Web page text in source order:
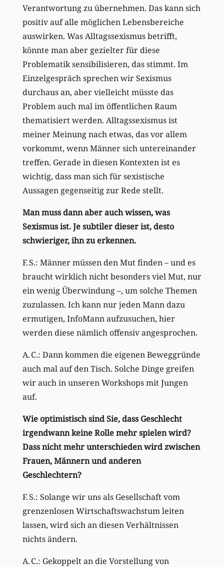
Verantwortung zu übernehmen. Das kann sich
positiv auf alle möglichen Lebensbereiche
auswirken. Was Alltagssexismus betrifft,
könnte man aber gezielter für diese
Problematik sensibilisieren, das stimmt. Im
Einzelgespräch sprechen wir Sexismus
durchaus an, aber vielleicht müsste das
Problem auch mal im öffentlichen Raum
thematisiert werden. Alltagssexismus ist
meiner Meinung nach etwas, das vor allem
vorkommt, wenn Männer sich untereinander
treffen. Gerade in diesen Kontexten ist es
wichtig, dass man sich für sexistische
Aussagen gegenseitig zur Rede stellt.
Man muss dann aber auch wissen, was
Sexismus ist. Je subtiler dieser ist, desto
schwieriger, ihn zu erkennen.
F. S.: Männer müssen den Mut finden – und es
braucht wirklich nicht besonders viel Mut, nur
ein wenig Überwindung –, um solche Themen
zuzulassen. Ich kann nur jeden Mann dazu
ermutigen, InfoMann aufzusuchen, hier
werden diese nämlich offensiv angesprochen.
A. C.: Dann kommen die eigenen Beweggründe
auch mal auf den Tisch. Solche Dinge greifen
wir auch in unseren Workshops mit Jungen
auf.
Wie optimistisch sind Sie, dass Geschlecht
irgendwann keine Rolle mehr spielen wird?
Dass nicht mehr unterschieden wird zwischen
Frauen, Männern und anderen
Geschlechtern?
F. S.: Solange wir uns als Gesellschaft vom
grenzenlosen Wirtschaftswachstum leiten
lassen, wird sich an diesen Verhältnissen
nichts ändern.
A. C.: Gekoppelt an die Vorstellung von